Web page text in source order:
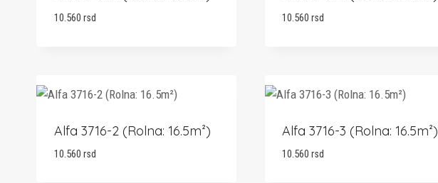
10.560 rsd 10.560 rsd
Alfa 3716-2 (Rolna: 16.5m²)
10.560 rsd
Alfa 3716-3 (Rolna: 16.5m²)
10.560 rsd